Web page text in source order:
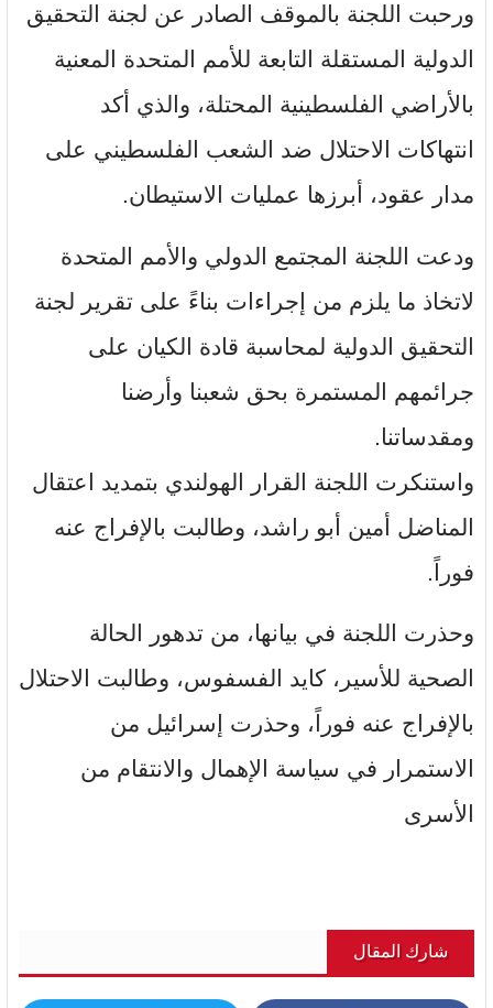
ورحبت اللجنة بالموقف الصادر عن لجنة التحقيق
الدولية المستقلة التابعة للأمم المتحدة المعنية
بالأراضي الفلسطينية المحتلة، والذي أكد
انتهاكات الاحتلال ضد الشعب الفلسطيني على
مدار عقود، أبرزها عمليات الاستيطان.
ودعت اللجنة المجتمع الدولي والأمم المتحدة
لاتخاذ ما يلزم من إجراءات بناءً على تقرير لجنة
التحقيق الدولية لمحاسبة قادة الكيان على
جرائمهم المستمرة بحق شعبنا وأرضنا
ومقدساتنا.
واستنكرت اللجنة القرار الهولندي بتمديد اعتقال
المناضل أمين أبو راشد، وطالبت بالإفراج عنه
فوراً.
وحذرت اللجنة في بيانها، من تدهور الحالة
الصحية للأسير، كايد الفسفوس، وطالبت الاحتلال
بالإفراج عنه فوراً، وحذرت إسرائيل من
الاستمرار في سياسة الإهمال والانتقام من
الأسرى
شارك المقال